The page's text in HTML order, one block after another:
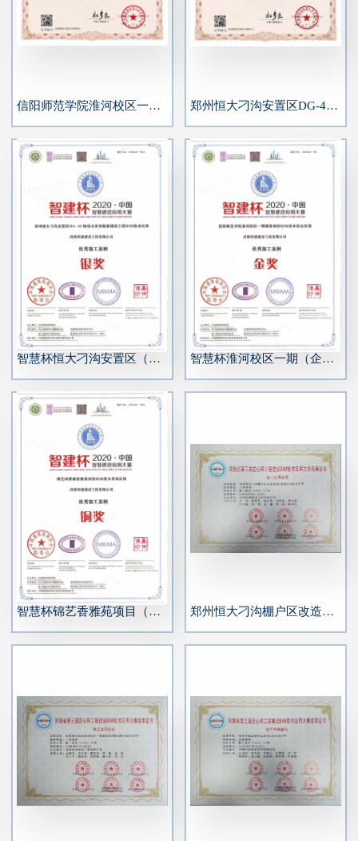
信阳师范学院淮河校区一期建设项目BIM技术应用（优秀奖） 郑州恒大刁沟安置区DG-4C地块主体及配套建设工程BIM技术应用（银奖）
智慧杯恒大刁沟安置区（企业） 智慧杯淮河校区一期（企业）
智慧杯锦艺香雅苑项目（企业） 郑州恒大刁沟棚户区改造项目C地块BIM技术应用